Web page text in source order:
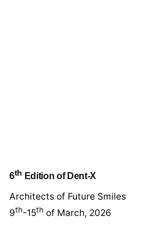
6th Edition of Dent-X
Architects of Future Smiles
9th-15th of March, 2026